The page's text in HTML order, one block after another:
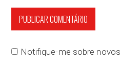
Notifique-me sobre